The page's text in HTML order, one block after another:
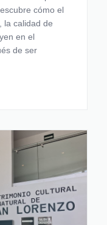
cómo el
la calidad de
en el
de ser